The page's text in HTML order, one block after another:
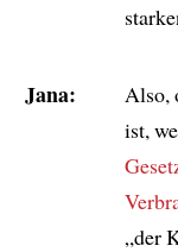
Jana:
Also,
ist,
„der